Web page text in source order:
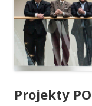
Projekty PO